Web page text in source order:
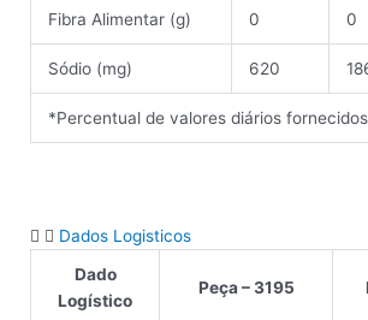
Fibra Alimentar (g) 0 0
Sódio (mg) 620
*Percentual de valores diários
Dados Logisticos
Dado
Logístico
Peça – 3195